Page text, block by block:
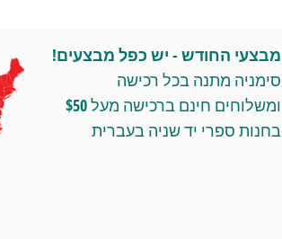
מבצעי החודש - יש כפל מבצעים!
סימניה מתנה בכל רכישה
ומשלוחים חינם ברכישה מעל $50
בחנות ספרי יד שניה בעברית